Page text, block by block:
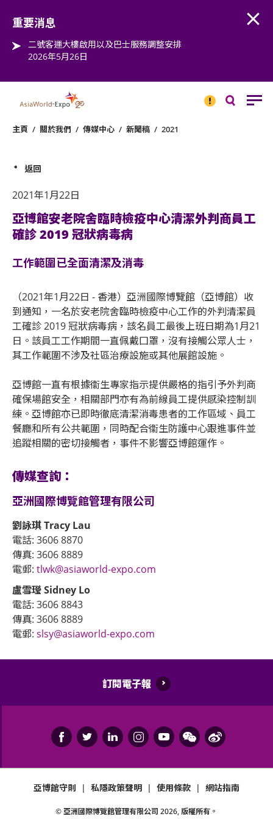
重要消息
二號客運大樓啟用以及巴士服務調整安排
2026年5月26日
消息
主頁 / 關於我們 / 傳媒中心 / 新聞稿 / 2021
返回
2021年1月22日
亞博館安老院舍臨時檢疫中心清潔外判商員工
確診 2019 冠狀病毒病
工作範圍已全面清潔及消毒
（2021年1月22日 - 香港）亞洲國際博覽館（亞博館）收
到通知，一名於安老院舍臨時檢疫中心工作的外判清潔員
工確診 2019 冠狀病毒病，該名員工最後上班日期為1月21
日。該員工工作期間一直佩戴囗罩，沒有接觸公眾人士，
其工作範圍不涉及社區治療設施或其他展館設施。
亞博館一直有根據衞生專家指示提供嚴格的指引予外判商
確保場館安全，相關部門亦有為前線員工提供感染控制訓
練。亞博館亦已即時徹底清潔消毒患者的工作區域、員工
餐廳和所有公共範圍，同時配合衞生防護中心跟進事件並
追蹤相關的密切接觸者，事件不影響亞博館運作。
傳媒查詢：
亞洲國際博覽館管理有限公司
劉詠琪 Tracy Lau
電話: 3606 8870
傳真: 3606 8889
電郵: tlwk@asiaworld-expo.com
盧雪㼆 Sidney Lo
電話: 3606 8843
傳真: 3606 8889
電郵: slsy@asiaworld-expo.com
訂閱電子報
亞博館守則 | 私隱政策聲明 | 使用條款 | 網站指南
© 亞洲國際博覽館管理有限公司 2026, 版權所有。